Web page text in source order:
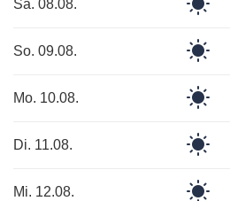
Sa. 08.08.
So. 09.08.
Mo. 10.08.
Di. 11.08.
Mi. 12.08.